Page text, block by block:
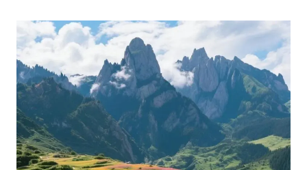
百花奖开幕式
老中医：立秋后养心是关键
中国女篮70-67险胜尼日利亚女篮
国防部：坚决反制任何闹海挑衅图谋
“新疆阿勒泰八月能滑雪”不实